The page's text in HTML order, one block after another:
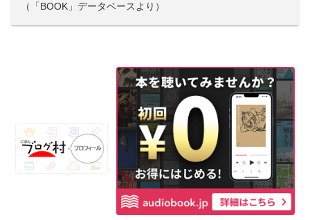
（「BOOK」データベースより）